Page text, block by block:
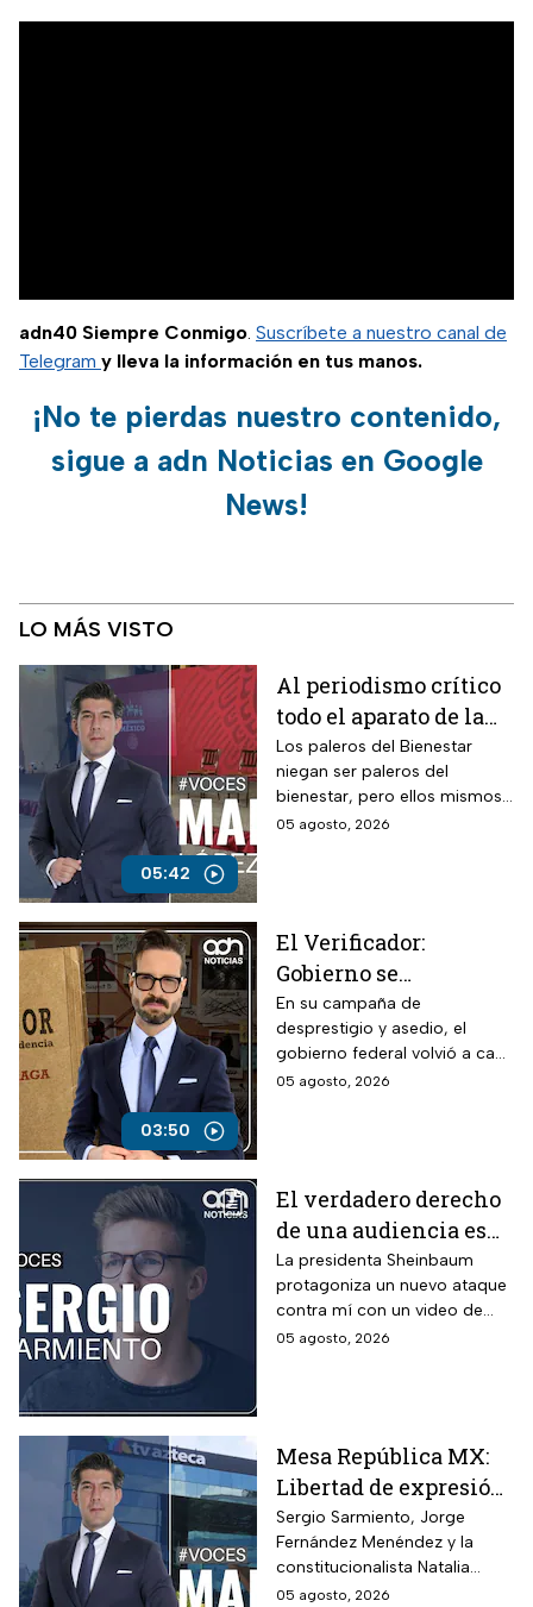
adn40 Siempre Conmigo. Suscríbete a nuestro canal de
Telegram y lleva la información en tus manos.
¡No te pierdas nuestro contenido,
sigue a adn Noticias en Google
News!
LO MÁS VISTO
05:42
Al periodismo crítico
todo el aparato de la
ley, mientras a los
“paleros del
bienestar”, dinero a
manos llenas
Los paleros del Bienestar
niegan ser paleros del
bienestar, pero ellos mismos
se ponen en evidencia
05 agosto, 2026
03:50
El Verificador:
Gobierno se
contradice sobre TV
Azteca; revive
presuntos adeudos
fiscales
En su campaña de
desprestigio y asedio, el
gobierno federal volvió a caer
en contradicciones al señalar
pagos pendientes.
05 agosto, 2026
El verdadero derecho
de una audiencia es
tener la opción de
cambiar de canal,
opina Sergio
Sarmiento
La presidenta Sheinbaum
protagoniza un nuevo ataque
contra mí con un video de
hace 26 años.
05 agosto, 2026
Mesa República MX:
Libertad de expresión
en riesgo y los
ataques contra TV
Azteca
Sergio Sarmiento, Jorge
Fernández Menéndez y la
constitucionalista Natalia
Torres analizan los recientes
05 agosto, 2026